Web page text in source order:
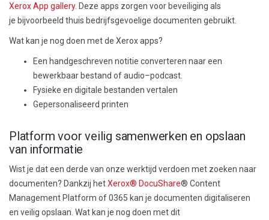
Xerox App gallery. Deze apps zorgen voor beveiliging als
je bijvoorbeeld thuis bedrijfsgevoelige documenten gebruikt.
Watkan je nog doen met de Xerox apps?
Een handgeschreven notitie converteren naar een
bewerkbaar bestand ofaudio–podcast
Fysieke en digitale bestanden vertalen
Gepersonaliseerd printen
Platform voor veilig samenwerken en opslaan
van informatie
Wist je dateen derde van onze werktijd verdoen met zoeken naar
documenten? Dankzij hetXerox® DocuShare® Content
Management Platform of0365 kan je documenten digitaliseren
en veilig opslaan. Wat kan je nog doen met dit